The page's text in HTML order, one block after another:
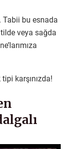
Tabii bu esnada
veya sağda
karşınızda!